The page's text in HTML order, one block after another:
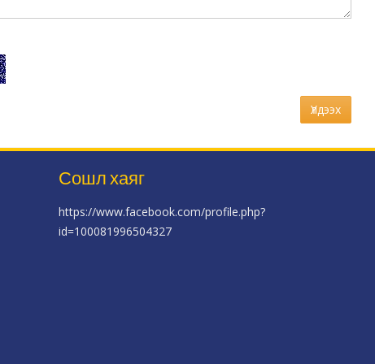
Үлдээх
Сошл хаяг
https://www.facebook.com/profile.php?
id=100081996504327